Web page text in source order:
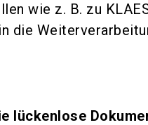
wie z. B. zu
die
lückenlose